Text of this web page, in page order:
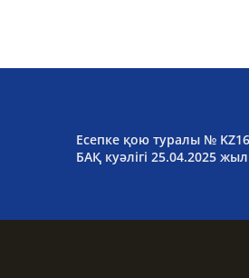
Есепке қою туралы №
БАҚ куәлігі 25.04.2025